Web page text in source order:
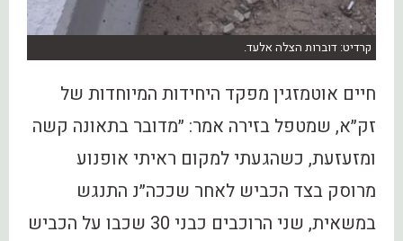
קרדיט: דוברות הצלה אלעד.
חיים אוטמזגין מפקד היחידות המיוחדות של
זק״א, שמטפל בזירה אמר: ״מדובר בתאונה קשה
ומזעזעת, כשהגעתי למקום ראיתי אופנוע
מרוסק בצד הכביש לאחר שככה״נ התנגש
במשאית, שני הרוכבים כבני 30 שכבו על הכביש